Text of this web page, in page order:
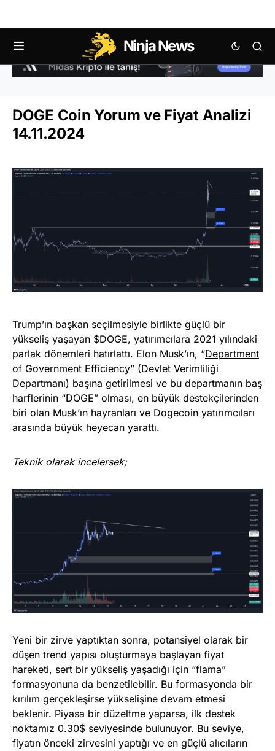
Ninja News
DOGE Coin Yorum ve Fiyat Analizi
14.11.2024
Trump’ın başkan seçilmesiyle birlikte güçlü bir
yükseliş yaşayan $DOGE, yatırımcılara 2021 yılındaki
parlak dönemleri hatırlattı. Elon Musk’ın, “Department
of Government Efficiency” (Devlet Verimliliği
Departmanı) başına getirilmesi ve bu departmanın baş
harflerinin “DOGE” olması, en büyük destekçilerinden
biri olan Musk’ın hayranları ve Dogecoin yatırımcıları
arasında büyük heyecan yarattı.
Teknik olarak incelersek;
Yeni bir zirve yaptıktan sonra, potansiyel olarak bir
düşen trend yapısı oluşturmaya başlayan fiyat
hareketi, sert bir yükseliş yaşadığı için “flama”
formasyonuna da benzetilebilir. Bu formasyonda bir
kırılım gerçekleşirse yükselişine devam etmesi
beklenir. Piyasa bir düzeltme yaparsa, ilk destek
noktamız 0.30$ seviyesinde bulunuyor. Bu seviye,
fiyatın önceki zirvesini yaptığı ve en güçlü alıcıların